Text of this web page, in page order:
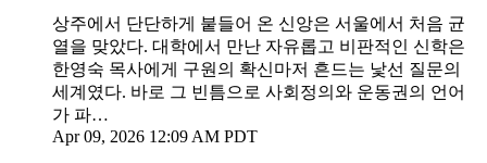
상주에서 단단하게 붙들어 온 신앙은 서울에서 처음 균
열을 맞았다. 대학에서 만난 자유롭고 비판적인 신학은
한영숙 목사에게 구원의 확신마저 흔드는 낯선 질문의
세계였다. 바로 그 빈틈으로 사회정의와 운동권의 언어
가 파…
Apr 09, 2026 12:09 AM PDT